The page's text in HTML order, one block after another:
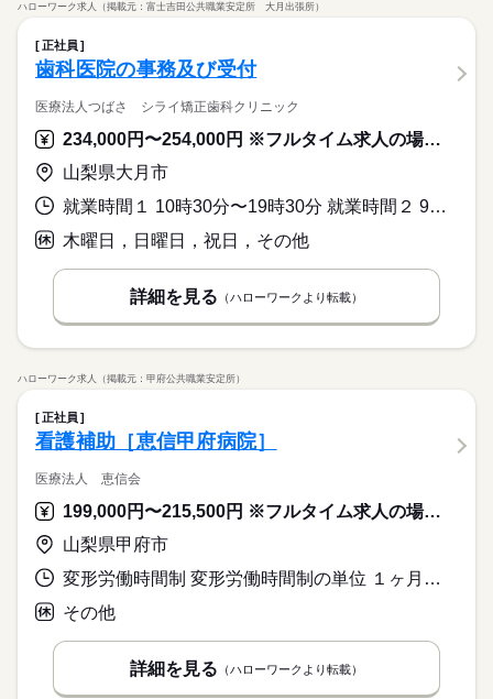
ハローワーク求人（掲載元：富士吉田公共職業安定所 大月出張所）
正社員
歯科医院の事務及び受付
医療法人つばさ シライ矯正歯科クリニック
234,000円〜254,000円 ※フルタイム求人の場合は月額（換算額）、パート求人の場合は時間額を表示しています。
山梨県大月市
就業時間１ 10時30分〜19時30分 就業時間２ 9時30分〜18時30分 就業時間に関する特記事項 ２の時間帯は土曜日及び夏の時期のみ。
木曜日，日曜日，祝日，その他
詳細を見る （ハローワークより転載）
ハローワーク求人（掲載元：甲府公共職業安定所）
正社員
看護補助［恵信甲府病院］
医療法人 恵信会
199,000円〜215,500円 ※フルタイム求人の場合は月額（換算額）、パート求人の場合は時間額を表示しています。
山梨県甲府市
変形労働時間制 変形労働時間制の単位 １ヶ月単位 就業時間１ 8時30分〜17時30分 就業時間２ 16時30分〜9時30分 就業時間に関する特記事項 ※日勤は（１）以外に早出と遅出あり
その他
詳細を見る （ハローワークより転載）